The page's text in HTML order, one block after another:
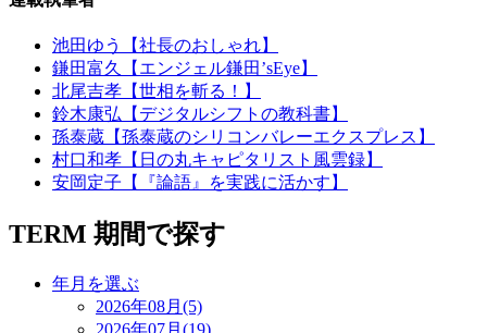
池田ゆう【社長のおしゃれ】
鎌田富久【エンジェル鎌田’sEye】
北尾吉孝【世相を斬る！】
鈴木康弘【デジタルシフトの教科書】
孫泰蔵【孫泰蔵のシリコンバレーエクスプレス】
村口和孝【日の丸キャピタリスト風雲録】
安岡定子【『論語』を実践に活かす】
TERM 期間で探す
年月を選ぶ
2026年08月(5)
2026年07月(19)